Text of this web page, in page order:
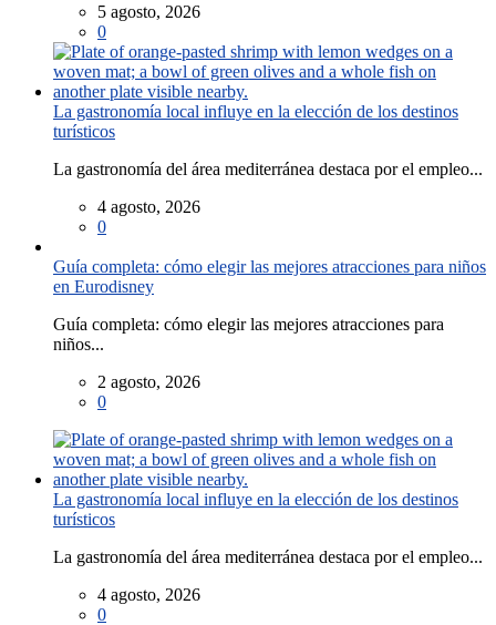
5 agosto, 2026
0
La gastronomía local influye en la elección de los destinos
turísticos
La gastronomía del área mediterránea destaca por el empleo...
4 agosto, 2026
0
Guía completa: cómo elegir las mejores atracciones para niños
en Eurodisney
Guía completa: cómo elegir las mejores atracciones para
niños...
2 agosto, 2026
0
La gastronomía local influye en la elección de los destinos
turísticos
La gastronomía del área mediterránea destaca por el empleo...
4 agosto, 2026
0